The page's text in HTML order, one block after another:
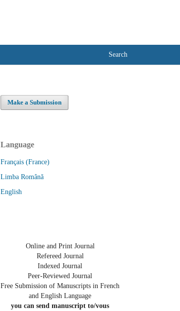
Search
Make a Submission
Language
Français (France)
Limba Română
English
Online and Print Journal
Refereed Journal
Indexed Journal
Peer-Reviewed Journal
Free Submission of Manuscripts in French
and English Language
you can send manuscript to/vous